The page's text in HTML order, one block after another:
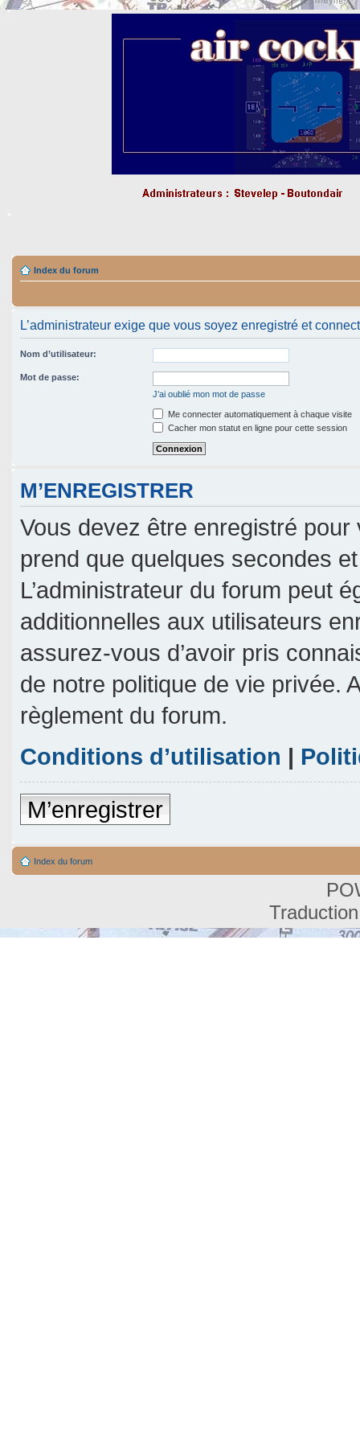
Index du forum
L’administrateur exige que vous soyez enregistré et
Nom d’utilisateur:
Mot de passe:
J’ai oublié mon mot de passe
Me connecter automatiquement à chaque visite
Cacher mon statut en ligne pour cette session
M’ENREGISTRER
Vous devez être enregistré pour
prend que quelques secondes
L’administrateur du forum peut
additionnelles aux utilisateurs
assurez-vous d’avoir pris
de notre politique de vie privée.
règlement du forum.
Conditions d’utilisation |
M’enregistrer
Index du forum